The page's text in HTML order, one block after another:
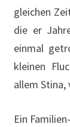
gleichen
die er
einmal
kleinen
allem Stina,
Ein